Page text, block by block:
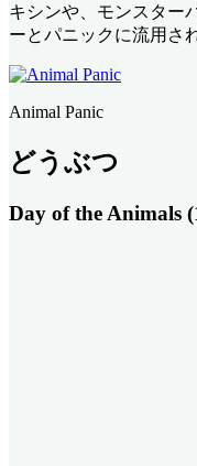
キシンや、モンスター
ーとパニックに流用さ
Animal Panic
どうぶつ
Day of the Animals